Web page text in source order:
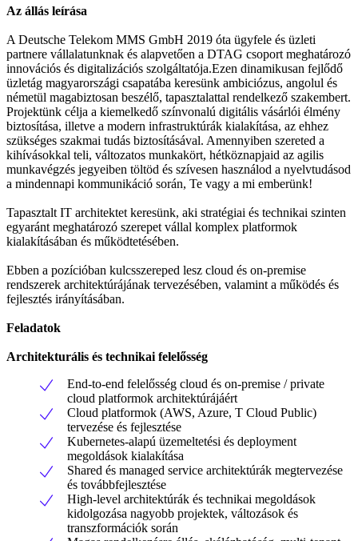
Az állás leírása
A Deutsche Telekom MMS GmbH 2019 óta ügyfele és üzleti
partnere vállalatunknak és alapvetően a DTAG csoport meghatározó
innovációs és digitalizációs szolgáltatója.Ezen dinamikusan fejlődő
üzletág magyarországi csapatába keresünk ambiciózus, angolul és
németül magabiztosan beszélő, tapasztalattal rendelkező szakembert.
Projektünk célja a kiemelkedő színvonalú digitális vásárlói élmény
biztosítása, illetve a modern infrastruktúrák kialakítása, az ehhez
szükséges szakmai tudás biztosításával. Amennyiben szereted a
kihívásokkal teli, változatos munkakört, hétköznapjaid az agilis
munkavégzés jegyeiben töltöd és szívesen használod a nyelvtudásod
a mindennapi kommunikáció során, Te vagy a mi emberünk!
Tapasztalt IT architektet keresünk, aki stratégiai és technikai szinten
egyaránt meghatározó szerepet vállal komplex platformok
kialakításában és működtetésében.
Ebben a pozícióban kulcsszereped lesz cloud és on-premise
rendszerek architektúrájának tervezésében, valamint a működés és
fejlesztés irányításában.
Feladatok
Architekturális és technikai felelősség
End-to-end felelősség cloud és on-premise / private
cloud platformok architektúrájáért
Cloud platformok (AWS, Azure, T Cloud Public)
tervezése és fejlesztése
Kubernetes-alapú üzemeltetési és deployment
megoldások kialakítása
Shared és managed service architektúrák megtervezése
és továbbfejlesztése
High-level architektúrák és technikai megoldások
kidolgozása nagyobb projektek, változások és
transzformációk során